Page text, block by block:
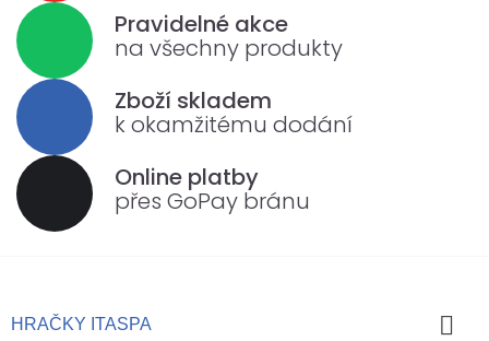
Pravidelné akce
na všechny produkty
Zboží skladem
k okamžitému dodání
Online platby
přes GoPay bránu
HRAČKY ITASPA 